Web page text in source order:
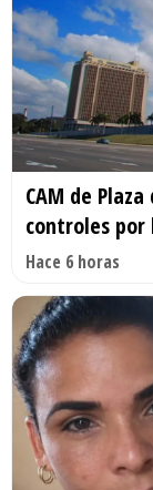
CAM de
controles por
Hace 6 horas